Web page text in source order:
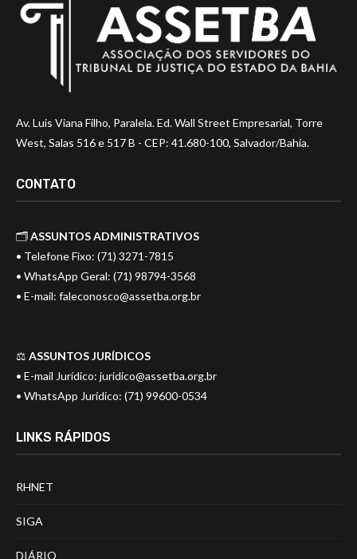
Av. Luis Viana Filho, Paralela. Ed. Wall Street Empresarial, Torre
West, Salas 516 e 517 B - CEP: 41.680-100, Salvador/Bahia.
CONTATO
🗂️ASSUNTOS ADMINISTRATIVOS
• Telefone Fixo: (71) 3271-7815
• WhatsApp Geral: (71) 98794-3568
• E-mail: faleconosco@assetba.org.br
⚖️ ASSUNTOS JURÍDICOS
• E-mail Jurídico: juridico@assetba.org.br
• WhatsApp Jurídico: (71) 99600-0534
LINKS RÁPIDOS
RHNET
SIGA
DIÁRIO